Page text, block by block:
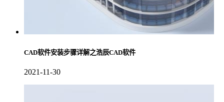
CAD软件安装步骤详解之浩辰CAD软件
2021-11-30